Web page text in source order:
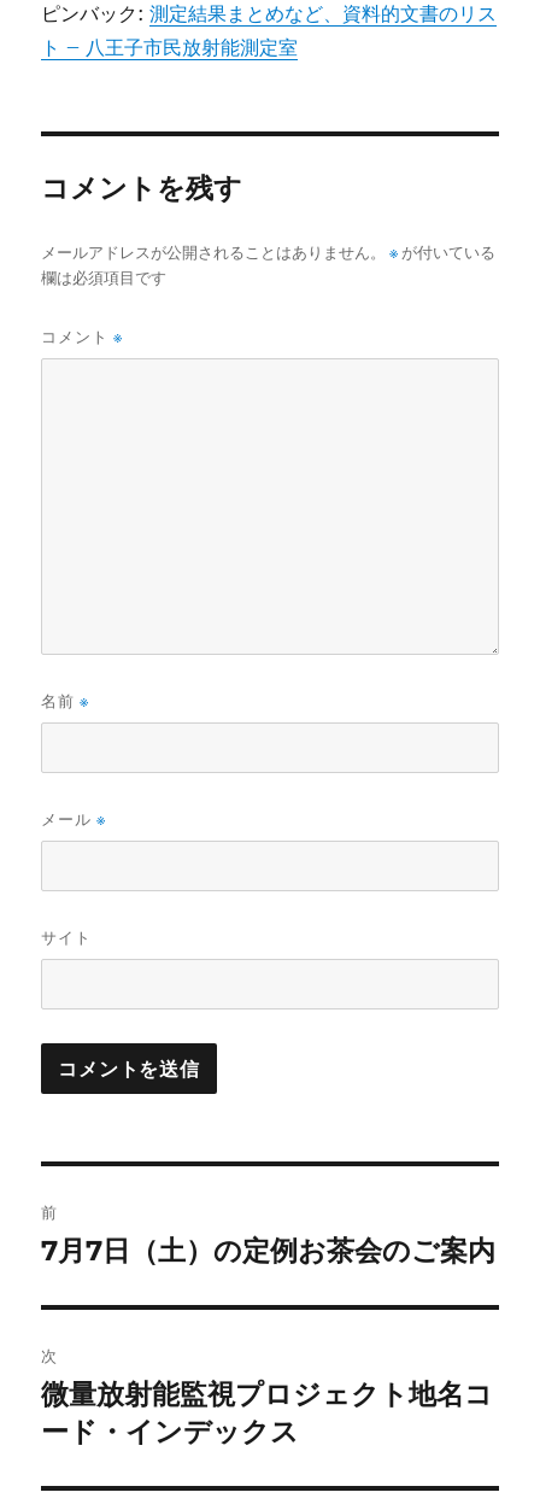
ピンバック:測定結果まとめなど、資料的文書のリス
ト – 八王子市民放射能測定室
コメントを残す
メールアドレスが公開されることはありません。 ※ が付いている
欄は必須項目です
コメント※
名前※
メール※
サイト
稿
ビ
ゲ
ー
シ
前
前
投
稿:
7月7日（土）の定例お茶会のご案内
次
次
の
稿:
微量放射能監視プロジェクト地名コ
ード・インデックス